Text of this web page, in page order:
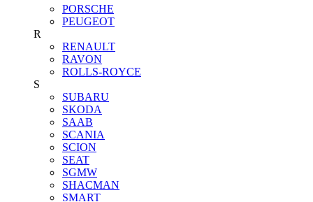
PORSCHE
PEUGEOT
R
RENAULT
RAVON
ROLLS-ROYCE
S
SUBARU
SKODA
SAAB
SCANIA
SCION
SEAT
SGMW
SHACMAN
SMART